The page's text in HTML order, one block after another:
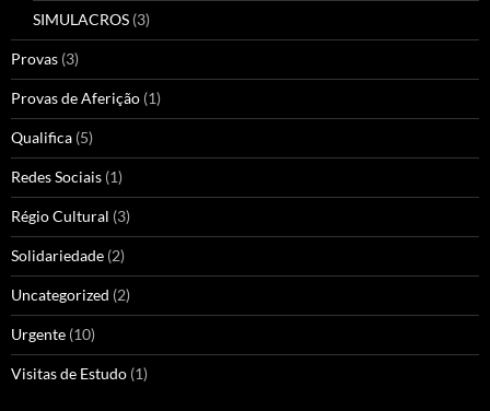
SIMULACROS (3)
Provas (3)
Provas de Aferição (1)
Qualifica (5)
Redes Sociais (1)
Régio Cultural (3)
Solidariedade (2)
Uncategorized (2)
Urgente (10)
Visitas de Estudo (1)